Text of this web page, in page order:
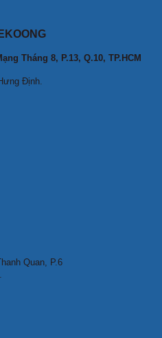
Tháng 8, P.13, Q.10, TP.HCM
Định.
Quan, P.6